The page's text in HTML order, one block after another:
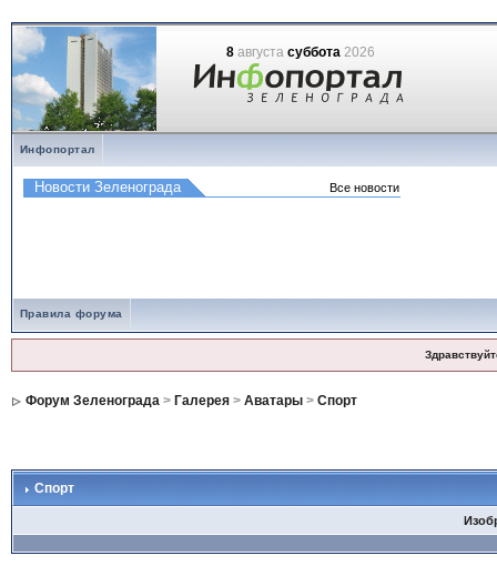
8августа суббота2026
Инфопортал
Правила форума
Форум Зеленограда> Галерея> Аватары> Спорт
Спорт